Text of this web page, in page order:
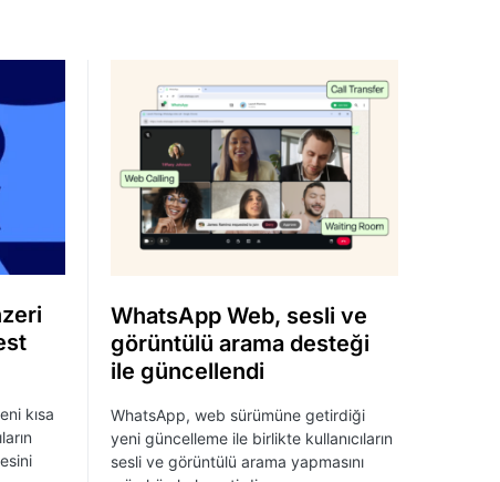
kısa
WhatsApp Web, sesli ve
görüntülü arama desteği
ile güncellendi
WhatsApp, web sürümüne getirdiği
yeni güncelleme ile birlikte kullanıcıların
sesli ve görüntülü arama yapmasını